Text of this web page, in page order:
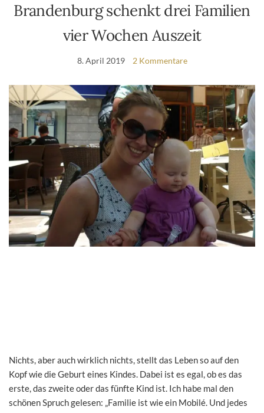
Brandenburg schenkt drei Familien
vier Wochen Auszeit
8. April 2019 2 Kommentare
Nichts, aber auch wirklich nichts, stellt das Leben so auf den
Kopf wie die Geburt eines Kindes. Dabei ist es egal, ob es das
erste, das zweite oder das fünfte Kind ist. Ich habe mal den
schönen Spruch gelesen: „Familie ist wie ein Mobilé. Und jedes